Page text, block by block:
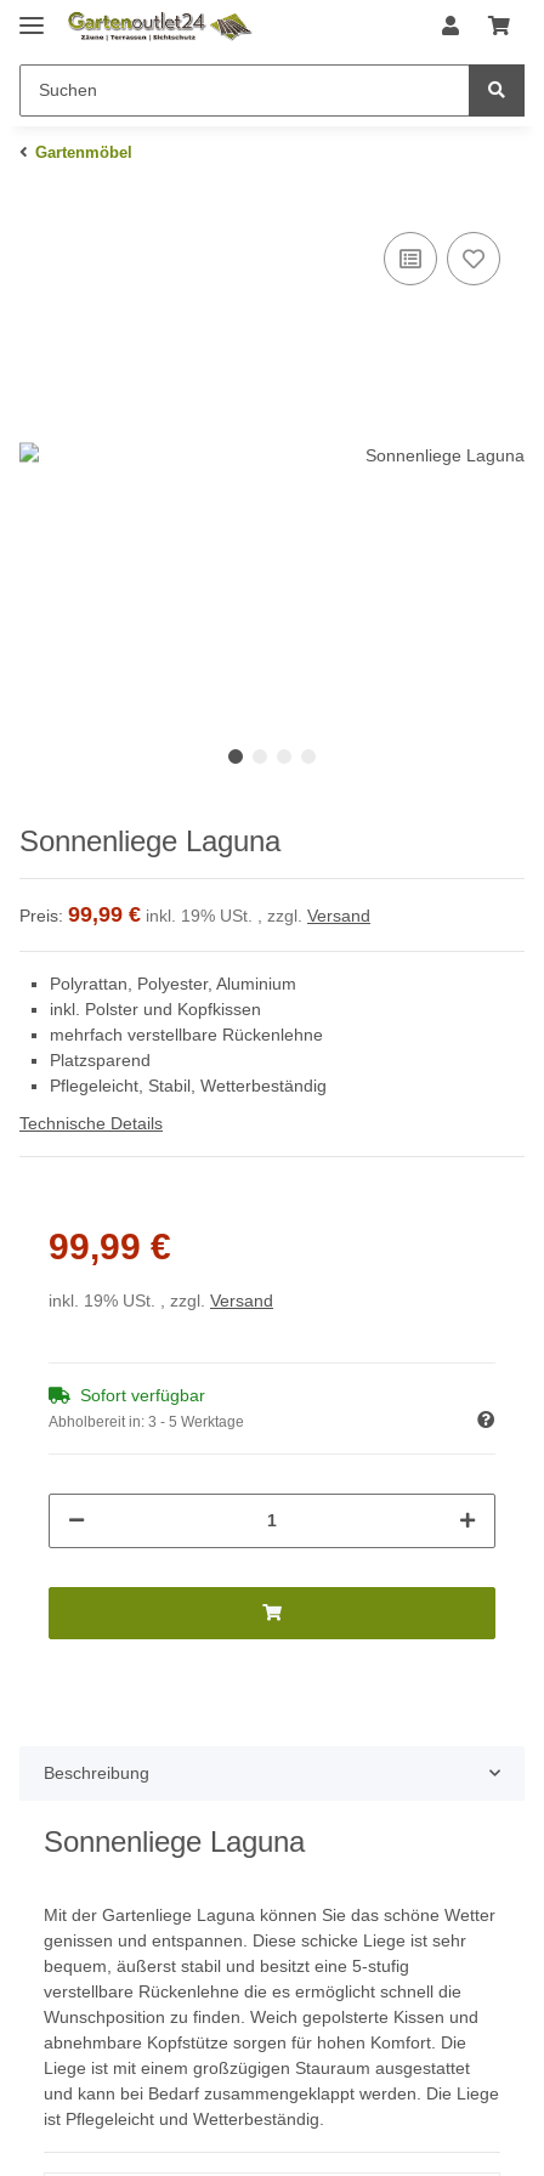
Gartenmöbel
Sonnenliege Laguna
Preis: 99,99 € inkl. 19% USt. , zzgl. Versand
Polyrattan, Polyester, Aluminium
inkl. Polster und Kopfkissen
mehrfach verstellbare Rückenlehne
Platzsparend
Pflegeleicht, Stabil, Wetterbeständig
Technische Details
99,99 €
inkl. 19% USt. , zzgl. Versand
Sofort verfügbar
Abholbereit in: 3 - 5 Werktage
Beschreibung
Sonnenliege Laguna
Mit der Gartenliege Laguna können Sie das schöne Wetter
genissen und entspannen. Diese schicke Liege ist sehr
bequem, äußerst stabil und besitzt eine 5-stufig
verstellbare Rückenlehne die es ermöglicht schnell die
Wunschposition zu finden. Weich gepolsterte Kissen und
abnehmbare Kopfstütze sorgen für hohen Komfort. Die
Liege ist mit einem großzügigen Stauraum ausgestattet
und kann bei Bedarf zusammengeklappt werden. Die Liege
ist Pflegeleicht und Wetterbeständig.